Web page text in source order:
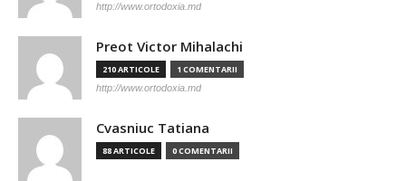
http://www.ortodoxia.md
Preot Victor Mihalachi
210 ARTICOLE 1 COMENTARII
http://www.ortodoxia.md
Cvasniuc Tatiana
88 ARTICOLE 0 COMENTARII